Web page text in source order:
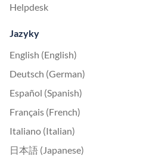
Helpdesk
Jazyky
English (English)
Deutsch (German)
Español (Spanish)
Français (French)
Italiano (Italian)
日本語 (Japanese)